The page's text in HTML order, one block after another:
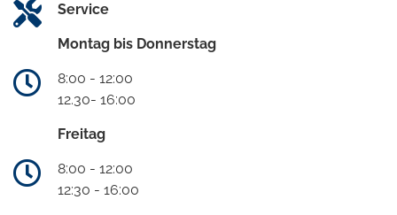
Service
Montag bis Donnerstag
8:00 - 12:00
12.30- 16:00
Freitag
8:00 - 12:00
12:30 - 16:00